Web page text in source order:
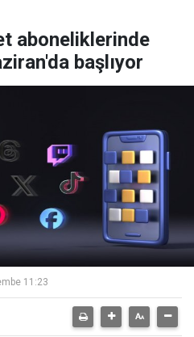
aboneliklerinde
başlıyor
11:23